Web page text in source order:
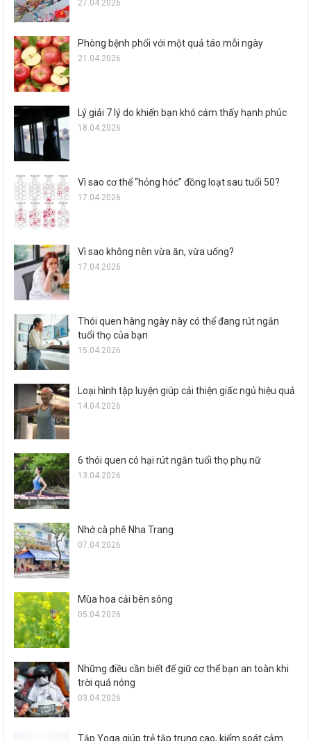
27.04.2026
Phòng bệnh phổi với một quả táo mỗi ngày
21.04.2026
Lý giải 7 lý do khiến bạn khó cảm thấy hạnh phúc
18.04.2026
Vì sao cơ thể “hỏng hóc” đồng loạt sau tuổi 50?
17.04.2026
Vì sao không nên vừa ăn, vừa uống?
17.04.2026
Thói quen hàng ngày này có thể đang rút ngắn
tuổi thọ của bạn
15.04.2026
Loại hình tập luyện giúp cải thiện giấc ngủ hiệu quả
14.04.2026
6 thói quen có hại rút ngắn tuổi thọ phụ nữ
13.04.2026
Nhớ cà phê Nha Trang
07.04.2026
Mùa hoa cải bên sông
05.04.2026
Những điều cần biết để giữ cơ thể bạn an toàn khi
trời quá nóng
03.04.2026
Tập Yoga giúp trẻ tập trung cao, kiểm soát cảm